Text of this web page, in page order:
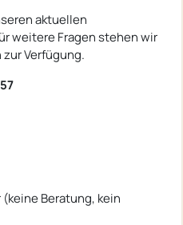
aktuellen
weitere Fragen stehen wir
Verfügung.
Beratung, kein